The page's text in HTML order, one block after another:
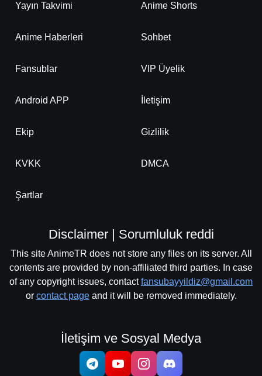
Yayın Takvimi Anime Shorts
Anime Haberleri Sohbet
Fansublar VIP Üyelik
Android APP İletişim
Ekip Gizlilik
KVKK DMCA
Şartlar
Disclaimer | Sorumluluk reddi
This site AnimeTR does not store any files on its server. All
contents are provided by non-affiliated third parties. In case
of any copyright issues, contactfansubayyildiz@gmail.com
or contact pageand it will be removed immediately.
İletişim ve Sosyal Medya